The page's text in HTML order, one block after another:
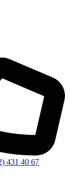
431 40 67